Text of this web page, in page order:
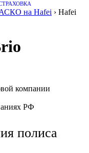
на Hafei › Hafei
компании
РФ
полиса